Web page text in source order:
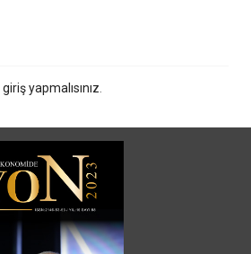
giriş yapmalısınız